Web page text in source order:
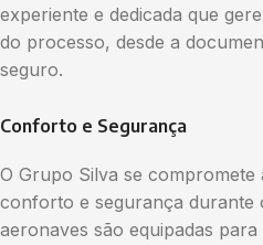
experiente e dedicada que
do processo, desde a
seguro.
Conforto e Segurança
O Grupo Silva se compromete
conforto e segurança durante
aeronaves são equipadas